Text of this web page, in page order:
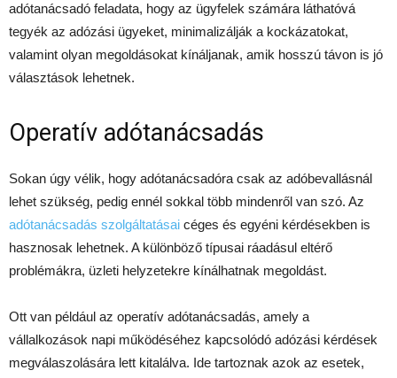
adótanácsadó feladata, hogy az ügyfelek számára láthatóvá
tegyék az adózási ügyeket, minimalizálják a kockázatokat,
valamint olyan megoldásokat kínáljanak, amik hosszú távon is jó
választások lehetnek.
Operatív adótanácsadás
Sokan úgy vélik, hogy adótanácsadóra csak az adóbevallásnál
lehet szükség, pedig ennél sokkal több mindenről van szó. Az
adótanácsadás szolgáltatásai céges és egyéni kérdésekben is
hasznosak lehetnek. A különböző típusai ráadásul eltérő
problémákra, üzleti helyzetekre kínálhatnak megoldást.
Ott van például az operatív adótanácsadás, amely a
vállalkozások napi működéséhez kapcsolódó adózási kérdések
megválaszolására lett kitalálva. Ide tartoznak azok az esetek,